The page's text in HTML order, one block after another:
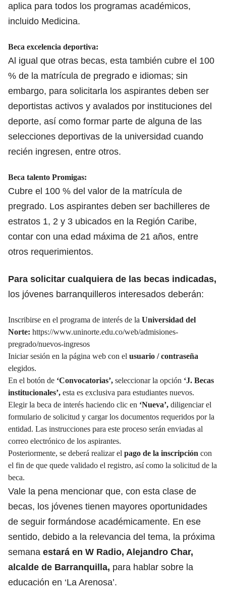
aplica para todos los programas académicos,
incluido Medicina.
Beca excelencia deportiva:
Al igual que otras becas, esta también cubre el 100
% de la matrícula de pregrado e idiomas; sin
embargo, para solicitarla los aspirantes deben ser
deportistas activos y avalados por instituciones del
deporte, así como formar parte de alguna de las
selecciones deportivas de la universidad cuando
recién ingresen, entre otros.
Beca talento Promigas:
Cubre el 100 % del valor de la matrícula de
pregrado. Los aspirantes deben ser bachilleres de
estratos 1, 2 y 3 ubicados en la Región Caribe,
contar con una edad máxima de 21 años, entre
otros requerimientos.
Para solicitar cualquiera de las becas indicadas,
los jóvenes barranquilleros interesados deberán:
Inscribirse en el programa de interés de la Universidad del
Norte: https://www.uninorte.edu.co/web/admisiones-
pregrado/nuevos-ingresos
Iniciar sesión en la página web con el usuario / contraseña
elegidos.
En el botón de ‘Convocatorias’, seleccionar la opción ‘J. Becas
institucionales’, esta es exclusiva para estudiantes nuevos.
Elegir la beca de interés haciendo clic en ‘Nueva’, diligenciar el
formulario de solicitud y cargar los documentos requeridos por la
entidad. Las instrucciones para este proceso serán enviadas al
correo electrónico de los aspirantes.
Posteriormente, se deberá realizar el pago de la inscripción con
el fin de que quede validado el registro, así como la solicitud de la
beca.
Vale la pena mencionar que, con esta clase de
becas, los jóvenes tienen mayores oportunidades
de seguir formándose académicamente. En ese
sentido, debido a la relevancia del tema, la próxima
semana estará en W Radio, Alejandro Char,
alcalde de Barranquilla, para hablar sobre la
educación en ‘La Arenosa’.